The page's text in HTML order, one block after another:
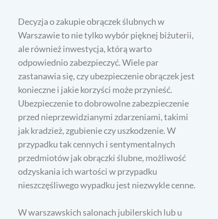
Decyzja o zakupie obrączek ślubnych w
Warszawie to nie tylko wybór pięknej biżuterii,
ale również inwestycja, którą warto
odpowiednio zabezpieczyć. Wiele par
zastanawia się, czy ubezpieczenie obrączek jest
konieczne i jakie korzyści może przynieść.
Ubezpieczenie to dobrowolne zabezpieczenie
przed nieprzewidzianymi zdarzeniami, takimi
jak kradzież, zgubienie czy uszkodzenie. W
przypadku tak cennych i sentymentalnych
przedmiotów jak obrączki ślubne, możliwość
odzyskania ich wartości w przypadku
nieszczęśliwego wypadku jest niezwykle cenne.
W warszawskich salonach jubilerskich lub u